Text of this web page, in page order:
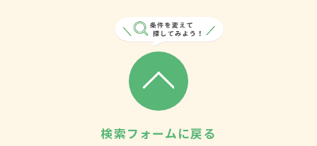
検索フォームに戻る